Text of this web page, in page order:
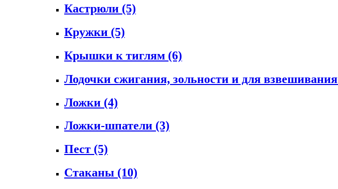
Кастрюли (5)
Кружки (5)
Крышки к тиглям (6)
Лодочки сжигания, зольности и для взвешивания
Ложки (4)
Ложки-шпатели (3)
Пест (5)
Стаканы (10)